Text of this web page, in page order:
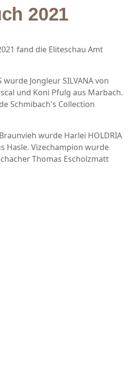
2021
fand die Eliteschau Amt
Jongleur SILVANA von
und Koni Pfulg aus Marbach.
Schmibach's Collection
wurde Harlei HOLDRIA
Hasle. Vizechampion wurde
Thomas Escholzmatt